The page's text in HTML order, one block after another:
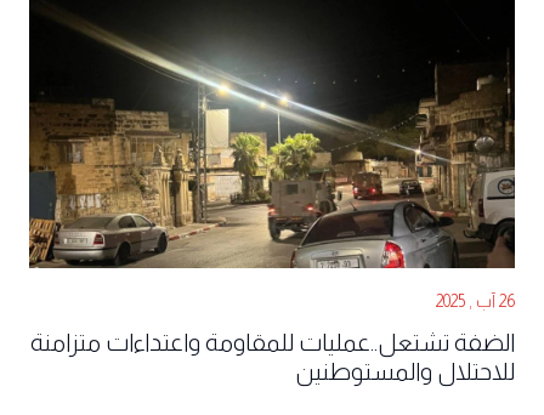
26 آب , 2025
الضفة تشتعل..عمليات للمقاومة واعتداءات متزامنة
للاحتلال والمستوطنين